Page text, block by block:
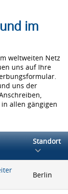
im
weltweiten Netz
uns auf Ihre
uns der
allen gängigen
Standort
Berlin